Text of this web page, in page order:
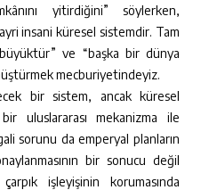
yitirdiğini” söylerken,
insani küresel sistemdir. Tam
ve “başka bir dünya
mecburiyetindeyiz.
bir sistem, ancak küresel
uluslararası mekanizma ile
sorunu da emperyal planların
bir sonucu değil
işleyişinin korumasında